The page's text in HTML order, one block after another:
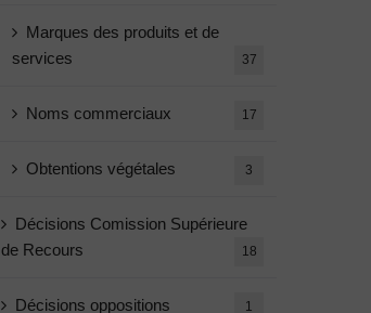
Marques des produits et de
services
37
Noms commerciaux 17
Obtentions végétales 3
Décisions Comission Supérieure
de Recours
18
Décisions oppositions 1